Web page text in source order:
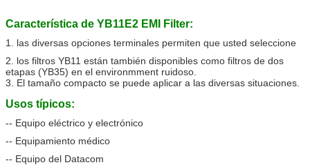
Característica de YB11E2 EMI Filter:
1. las diversas opciones terminales permiten que usted seleccione
2. los filtros YB11 están también disponibles como filtros de dos
etapas (YB35) en el environmment ruidoso.
3. El tamaño compacto se puede aplicar a las diversas situaciones.
Usos típicos:
-- Equipo eléctrico y electrónico
-- Equipamiento médico
-- Equipo del Datacom